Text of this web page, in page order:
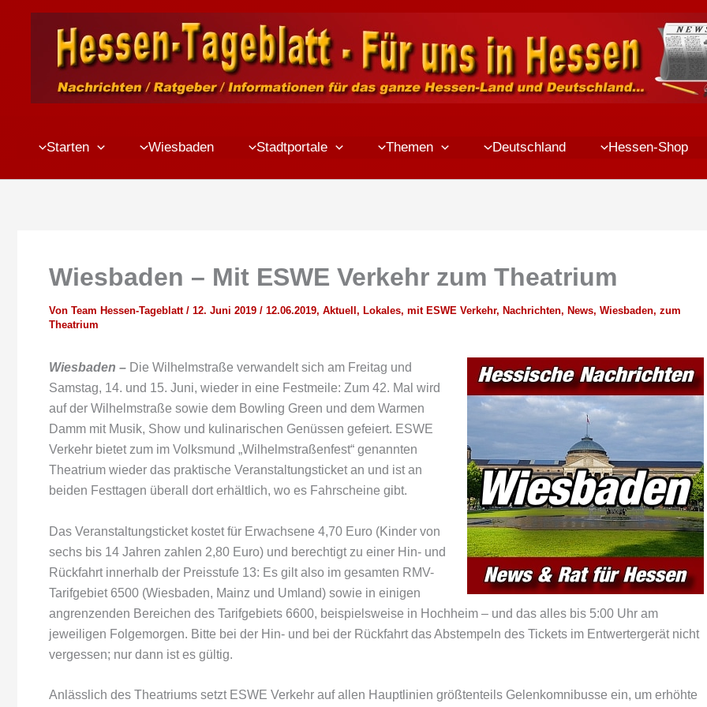
Starten Wiesbaden Stadtportale Themen Deutschland Hessen-Shop
Wiesbaden – Mit ESWE Verkehr zum Theatrium
Von Team Hessen-Tageblatt / 12. Juni 2019 / 12.06.2019, Aktuell , Lokales, mit ESWE Verkehr, Nachrichten, News, Wiesbaden, zum
Theatrium
Wiesbaden – Die Wilhelmstraße verwandelt sich am Freitag und
Samstag, 14. und 15. Juni, wieder in eine Festmeile: Zum 42. Mal wird
auf der Wilhelmstraße sowie dem Bowling Green und dem Warmen
Damm mit Musik, Show und kulinarischen Genüssen gefeiert. ESWE
Verkehr bietet zum im Volksmund „Wilhelmstraßenfest“ genannten
Theatrium wieder das praktische Veranstaltungsticket an und ist an
beiden Festtagen überall dort erhältlich, wo es Fahrscheine gibt.
Das Veranstaltungsticket kostet für Erwachsene 4,70 Euro (Kinder von
sechs bis 14 Jahren zahlen 2,80 Euro) und berechtigt zu einer Hin- und
Rückfahrt innerhalb der Preisstufe 13: Es gilt also im gesamten RMV-
Tarifgebiet 6500 (Wiesbaden, Mainz und Umland) sowie in einigen
angrenzenden Bereichen des Tarifgebiets 6600, beispielsweise in Hochheim – und das alles bis 5:00 Uhr am
jeweiligen Folgemorgen. Bitte bei der Hin- und bei der Rückfahrt das Abstempeln des Tickets im Entwertergerät nicht
vergessen; nur dann ist es gültig.
Anlässlich des Theatriums setzt ESWE Verkehr auf allen Hauptlinien größtenteils Gelenkomnibusse ein, um erhöhte